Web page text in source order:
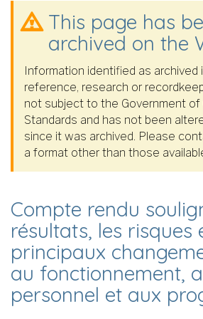
This page has
archived on the
Information identified as archived
reference, research or
not subject to the Government of
Standards and has not been
since it was archived. Please
a format other than those
Compte rendu
résultats, les risques
principaux
au fonctionnement,
personnel et aux